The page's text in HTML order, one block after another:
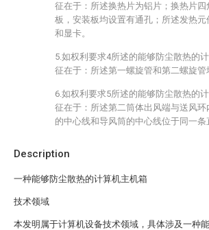
Description
一种能够防尘散热的计算机主机箱
技术领域
本发明属于计算机设备技术领域，具体涉及一种
征在于：所述换热片为铝片；换热片四
板，安装板均设置有通孔；所述发热元
和显卡。
5.如权利要求4所述的能够防尘散热的
征在于：所述第一螺旋管和第二螺旋管
6.如权利要求5所述的能够防尘散热的
征在于：所述第二筒体出风端与送风
的中心线和导风筒的中心线位于同一条